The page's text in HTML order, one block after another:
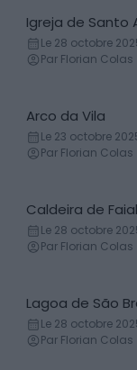
Église
Igreja de Santo
Le 28 octobre
Par Florian Colas
Arc de triomphe
Arco da Vila
Le 23 octobre
Par Florian Colas
Montagne
Caldeira de Faial
Le 28 octobre
Par Florian Colas
Lac
Lagoa de São
Le 28 octobre
Par Florian Colas